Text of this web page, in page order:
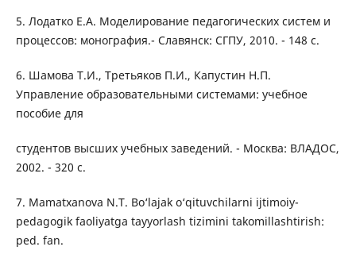
5. Лодатко Е.А. Моделирование педагогических систем и
процессов: монография.- Славянск: СГПУ, 2010. - 148 с.
6. Шамова Т.И., Третьяков П.И., Капустин Н.П.
Управление образовательными системами: учебное
пособие для
студентов высших учебных заведений. - Москва: ВЛАДОС,
2002. - 320 с.
7. Mamatxanova N.T. Bo‘lajak o‘qituvchilarni ijtimoiy-
pedagogik faoliyatga tayyorlash tizimini takomillashtirish:
ped. fan.